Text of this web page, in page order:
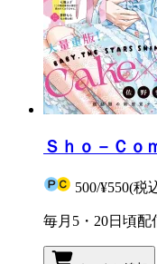
Ｓｈｏ－Ｃｏ
500/¥550(税
毎月5・20日頃配